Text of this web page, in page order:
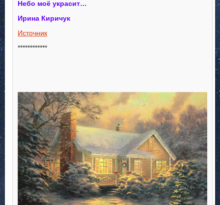
Небо моё украсит…
Ирина Киричук
Источник
************